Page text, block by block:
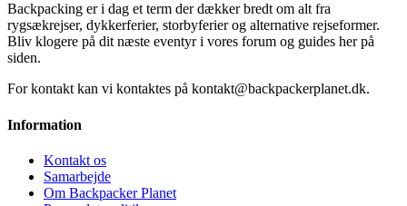
Backpacking er i dag et term der dækker bredt om alt fra
rygsækrejser, dykkerferier, storbyferier og alternative rejseformer.
Bliv klogere på dit næste eventyr i vores forum og guides her på
siden.
For kontakt kan vi kontaktes på kontakt@backpackerplanet.dk.
Information
Kontakt os
Samarbejde
Om Backpacker Planet